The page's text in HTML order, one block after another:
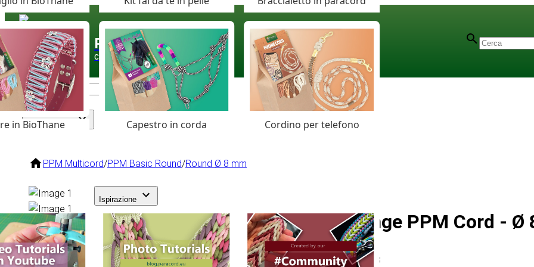
Paracord .eu
Coloured Cord Paradise
Assortimento
in BioThane Capestro in corda Cordino per telefono
Ispirazione
PPM Multicord/PPM Basic Round/Round Ø 8 mm
Neon Orange PPM Cord - Ø
Articolo# MT010968